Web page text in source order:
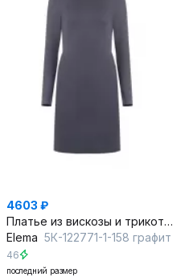
4603 ₽
Платье из вискозы и трикотажа для комфортных дней
Elema 5К-122771-1-158 графит
46
последний размер